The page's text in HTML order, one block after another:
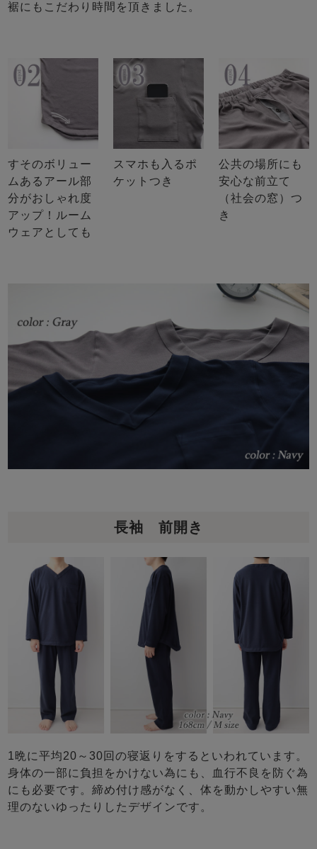
裾にもこだわり時間を頂きました。
すそのボリュー
ムあるアール部
分がおしゃれ度
アップ！ルーム
ウェアとしても
スマホも入るポ
ケットつき
公共の場所にも
安心な前立て
（社会の窓）つ
き
長袖 前開き
1晩に平均20～30回の寝返りをするといわれています。
身体の一部に負担をかけない為にも、血行不良を防ぐ為
にも必要です。締め付け感がなく、体を動かしやすい無
理のないゆったりしたデザインです。